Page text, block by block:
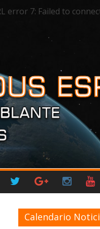
error 7: Failed to
Calendario